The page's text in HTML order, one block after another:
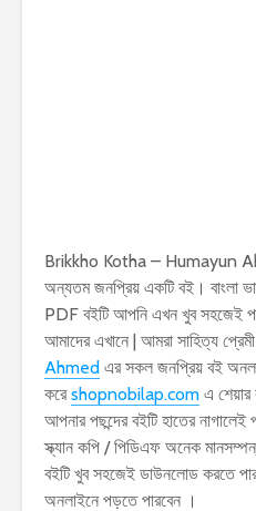
Brikkho Kotha – Humayun
অন্যতম জনপ্রিয় একটি বই। বাংলা
PDF বইটি আপনি এখন খুব সহজেই
আমাদের এখানে | আমরা সাহিত্য
Ahmed এর সকল জনপ্রিয় বই
করেshopnobilap.com এ
আপনার পছন্দের বইটি হাতের
স্ক্যান কপি / পিডিএফ অনেক
বইটি খুব সহজেই ডাউনলোড করতে
অনলাইনে পড়তে পারবেন ।